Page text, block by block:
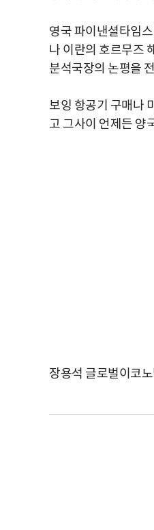
영국 파이낸셜타임
나 이란의 호르무즈
분석국장의 논평을
보잉 항공기 구매나
고 그사이 언제든 양
장용석 글로벌이코